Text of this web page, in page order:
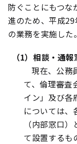
防ぐことにもつな
進のため、平成29
の業務を実施した。
（1）相談・通
現在、公務
て、倫理審査
イン」及び各
については、
（内部窓口
て設置するも